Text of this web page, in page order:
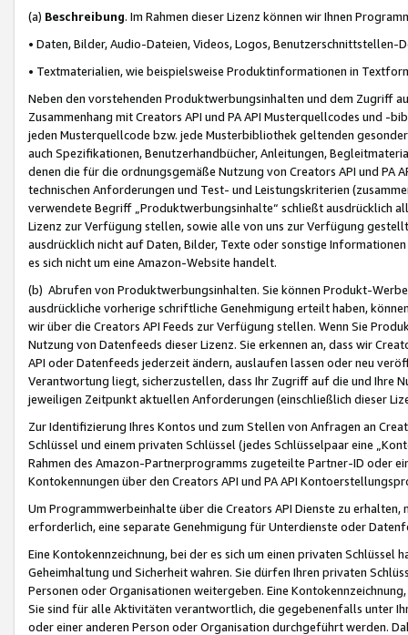
(a) Beschreibung. Im Rahmen dieser Lizenz können wir Ihnen
• Daten, Bilder, Audio-Dateien, Videos, Logos, Benutzerschnittstellen-
• Textmaterialien, wie beispielsweise Produktinformationen in
Neben den vorstehenden Produktwerbungsinhalten und dem Zugriff
Zusammenhang mit Creators API und PA API Musterquellcodes und
jeden Musterquellcode bzw. jede Musterbibliothek geltenden
auch Spezifikationen, Benutzerhandbücher, Anleitungen,
denen die für die ordnungsgemäße Nutzung von Creators API und PA
technischen Anforderungen und Test- und Leistungskriterien
verwendete Begriff „Produktwerbungsinhalte“ schließt ausdrücklich
Lizenz zur Verfügung stellen, sowie alle von uns zur Verfügung
ausdrücklich nicht auf Daten, Bilder, Texte oder sonstige
es sich nicht um eine Amazon-Website handelt.
(b) Abrufen von Produktwerbungsinhalten. Sie können Produkt-
ausdrückliche vorherige schriftliche Genehmigung erteilt haben,
wir über die Creators API Feeds zur Verfügung stellen. Wenn Sie
Nutzung von Datenfeeds dieser Lizenz. Sie erkennen an, dass wir
API oder Datenfeeds jederzeit ändern, auslaufen lassen oder neu
Verantwortung liegt, sicherzustellen, dass Ihr Zugriff auf die und Ihre
jeweiligen Zeitpunkt aktuellen Anforderungen (einschließlich dieser
Zur Identifizierung Ihres Kontos und zum Stellen von Anfragen an
Schlüssel und einem privaten Schlüssel (jedes Schlüsselpaar eine
Rahmen des Amazon-Partnerprogramms zugeteilte Partner-ID oder
Kontokennungen über den Creators API und PA API
Um Programmwerbeinhalte über die Creators API Dienste zu
erforderlich, eine separate Genehmigung für Unterdienste oder
Eine Kontokennzeichnung, bei der es sich um einen privaten
Geheimhaltung und Sicherheit wahren. Sie dürfen Ihren privaten
Personen oder Organisationen weitergeben. Eine
Sie sind für alle Aktivitäten verantwortlich, die gegebenenfalls unter
oder einer anderen Person oder Organisation durchgeführt werden.